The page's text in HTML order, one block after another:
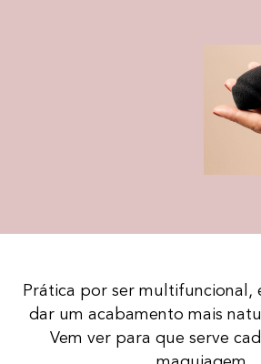
Prática por ser multifuncional,
dar um acabamento mais
Vem ver para que serve